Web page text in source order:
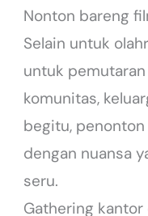
Nonton bareng
Selain untuk
untuk
komunitas,
begitu,
dengan nuansa
seru.
Gathering